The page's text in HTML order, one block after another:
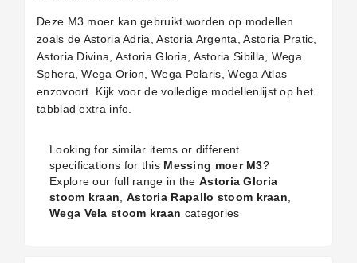
Deze M3 moer kan gebruikt worden op modellen
zoals de Astoria Adria, Astoria Argenta, Astoria Pratic,
Astoria Divina, Astoria Gloria, Astoria Sibilla, Wega
Sphera, Wega Orion, Wega Polaris, Wega Atlas
enzovoort. Kijk voor de volledige modellenlijst op het
tabblad extra info.
Looking for similar items or different
specifications for this Messing moer M3?
Explore our full range in the Astoria Gloria
stoom kraan
Astoria Rapallo stoom kraan
Wega Vela stoom kraan categories